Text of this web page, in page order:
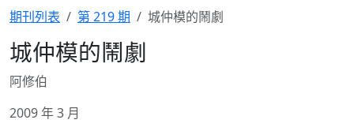
期刊列表 第 219 期 城仲模的鬧劇
城仲模的鬧劇
阿修伯
2009 年 3 月